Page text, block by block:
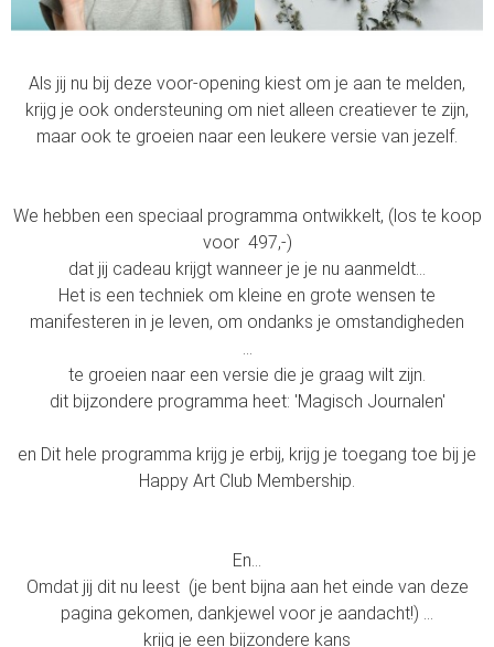
Als jij nu bij deze voor-opening kiest om je aan te melden,
krijg je ook ondersteuning om niet alleen creatiever te zijn,
maar ook te groeien naar een leukere versie van jezelf.
We hebben een speciaal programma ontwikkelt, (los te koop
voor 497,-)
dat jij cadeau krijgt wanneer je je nu aanmeldt…
Het is een techniek om kleine en grote wensen te
manifesteren in je leven, om ondanks je omstandigheden
...
te groeien naar een versie die je graag wilt zijn.
dit bijzondere programma heet: 'Magisch Journalen'
en Dit hele programma krijg je erbij, krijg je toegang toe bij je
Happy Art Club Membership.
En…
Omdat jij dit nu leest (je bent bijna aan het einde van deze
pagina gekomen, dankjewel voor je aandacht!) ...
krijg je een bijzondere kans